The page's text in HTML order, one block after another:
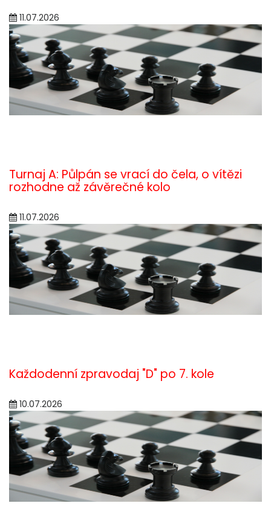
11.07.2026
Turnaj A: Půlpán se vrací do čela, o vítězi
rozhodne až závěrečné kolo
11.07.2026
Každodenní zpravodaj "D" po 7. kole
10.07.2026